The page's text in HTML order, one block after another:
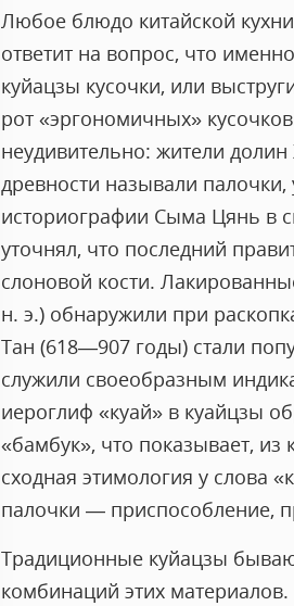
Любое блюдо китайской
ответит на вопрос, что
куйацзы кусочки, или
рот «эргономичных»
неудивительно: жители
древности называли палочки,
историографии Сыма Цянь в
уточнял, что последний
слоновой кости.
н. э.) обнаружили при
Тан (618—907 годы) стали
служили своеобразным
иероглиф «куай» в куайцзы
«бамбук», что показывает, из
сходная этимология у слова
палочки — приспособление,
Традиционные куйацзы
комбинаций этих